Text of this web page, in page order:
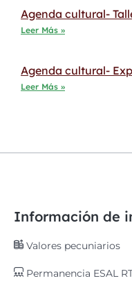
Agenda cultural-
Leer Más »
Agenda cultural-
Leer Más »
Información de
Valores pecuniarios
Permanencia ESAL